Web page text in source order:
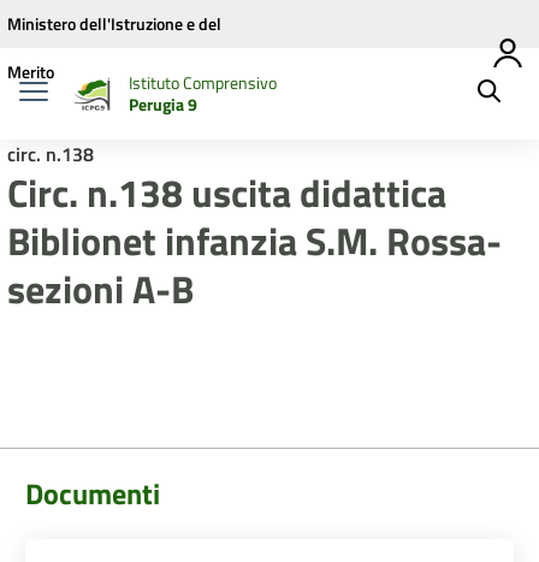
Vai ai contenuti
Vai al menu di navigazione
Vai al footer
Ministero dell'Istruzione e del
Merito
Istituto Comprensivo
Perugia 9
circ. n.138
Circ. n.138 uscita didattica
Biblionet infanzia S.M. Rossa-
sezioni A-B
Documenti